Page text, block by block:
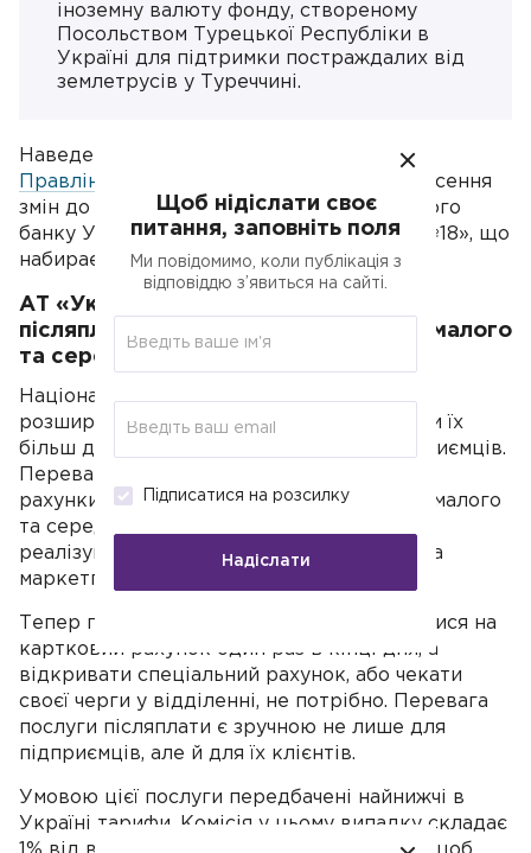
іноземну валюту фонду, створеному
Посольством Турецької Республіки в
Україні для підтримки постраждалих від
землетрусів у Туреччині.
Наведені зміни передбачені
постановою
Правління НБУ №12 від 01.03.23
. «Про внесення
змін до постанови Правління Національного
банку України від 24 лютого 2022 року №18», що
набирає чинності з 02.03.23.
АТ «Укрпошта» вводить послугу
післяплати на карткові рахунки для малого
та середнього бізнесу.
Національний операторпродовжує
розширювати сферу своїх послуг, роблячи їх
більш доступними та вигідними для підприємців.
Перевагу послуги післяплати на карткові
рахунки особливо оцінять представники малого
та середнього бізнесу,- ті підприємці, які
реалізують свої товари в Instagram, або на
маркетплейсах.
Тепер гроші за товар будуть зараховуватися на
картковий рахунок один раз в кінці дня, а
відкривати спеціальний рахунок, або чекати
своєї черги у відділенні, не потрібно. Перевага
послуги післяплати є зручною не лише для
підприємців, але й для їх клієнтів.
Умовою цієї послуги передбачені найнижчі в
Україні тарифи. Комісія у цьому випадку складає
Щоб нідіслати своє
питання, заповніть поля
Ми повідомимо, коли публікація з
відповіддю з’явиться на сайті.
Підписатися на розсилку
Надіслати